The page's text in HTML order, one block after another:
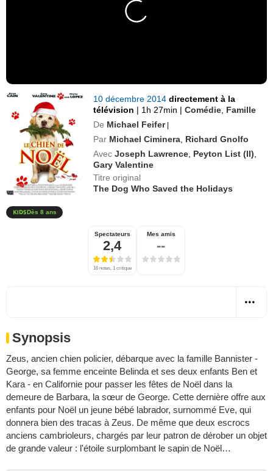
10 décembre 2014directement à la
télévision | 1h 27min | Comédie Famille
De Michael Feifer |
Par Michael Ciminera Richard Gnolfo
Avec Joseph Lawrence Peyton List (II)
Gary Valentine
Titre original
The Dog Who Saved the Holidays
Dès 8 ans
Spectateurs
2,4
16 notes, 1 critique
Mes amis
--
Synopsis
Zeus, ancien chien policier, débarque avec la famille Bannister -
George, sa femme enceinte Belinda et ses deux enfants Ben et
Kara - en Californie pour passer les fêtes de Noël dans la
demeure de Barbara, la sœur de George. Cette dernière offre aux
enfants pour Noël un jeune bébé labrador, surnommé Eve, qui
donnera bien des tracas à Zeus. De même que deux escrocs
anciens cambrioleurs, chargés par leur patron de dérober un objet
de grande valeur : l'étoile surplombant le sapin de Noël…